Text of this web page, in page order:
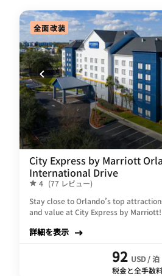
全面改装
City Express by Marriott
International Drive
4 (77 レビュー)
Stay close to Orlando’s top
and value at City Express by Marriott!
詳細を表示
92 USD / 泊
税金と全手数